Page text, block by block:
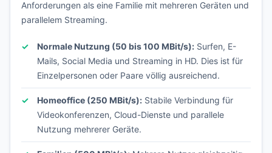
Anforderungen als eine Familie mit mehreren Geräten und
parallelem Streaming.
Normale Nutzung (50 bis 100 MBit/s): Surfen, E-
Mails, Social Media und Streaming in HD. Dies ist für
Einzelpersonen oder Paare völlig ausreichend.
Homeoffice (250 MBit/s): Stabile Verbindung für
Videokonferenzen, Cloud-Dienste und parallele
Nutzung mehrerer Geräte.